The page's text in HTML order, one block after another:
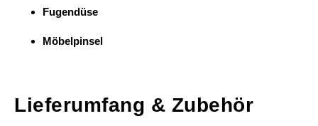
Fugendüse
Möbelpinsel
Lieferumfang & Zubehör